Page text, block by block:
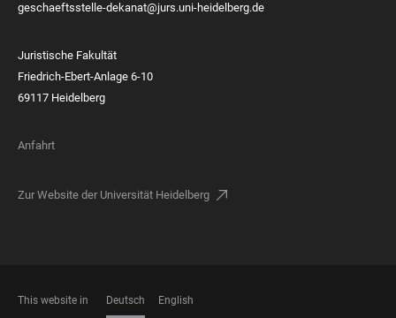
geschaeftsstelle-dekanat@jurs.uni-heidelberg.de
Juristische Fakultät
Friedrich-Ebert-Anlage 6-10
69117 Heidelberg
Anfahrt
Zur Website der Universität Heidelberg
This website in Deutsch English